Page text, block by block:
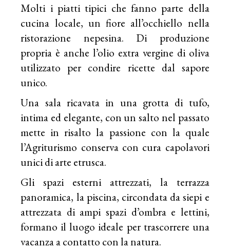
Molti i piatti tipici che fanno parte della
cucina locale, un fiore all’occhiello nella
ristorazione nepesina. Di produzione
propria è anche l’olio extra vergine di oliva
utilizzato per condire ricette dal sapore
unico.
Una sala ricavata in una grotta di tufo,
intima ed elegante, con un salto nel passato
mette in risalto la passione con la quale
l’Agriturismo conserva con cura capolavori
unici di arte etrusca.
Gli spazi esterni attrezzati, la terrazza
panoramica, la piscina, circondata da siepi e
attrezzata di ampi spazi d’ombra e lettini,
formano il luogo ideale per trascorrere una
vacanza a contatto con la natura.